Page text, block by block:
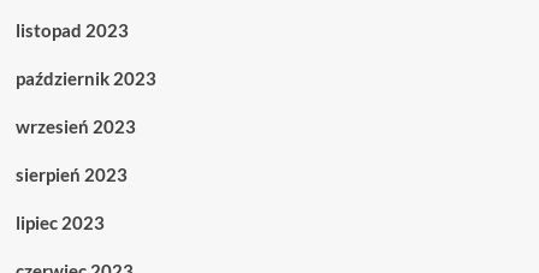
listopad 2023
październik 2023
wrzesień 2023
sierpień 2023
lipiec 2023